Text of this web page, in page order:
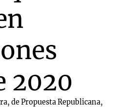
2020
de Propuesta Republicana,